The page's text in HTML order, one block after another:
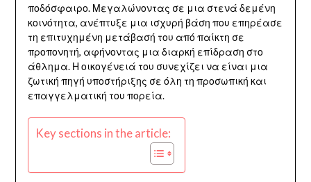
ποδόσφαιρο. Μεγαλώνοντας σε μια στενά δεμένη
κοινότητα, ανέπτυξε μια ισχυρή βάση που επηρέασε
τη επιτυχημένη μετάβασή του από παίκτη σε
προπονητή, αφήνοντας μια διαρκή επίδραση στο
άθλημα. Η οικογένειά του συνεχίζει να είναι μια
ζωτική πηγή υποστήριξης σε όλη τη προσωπική και
επαγγελματική του πορεία.
Key sections in the article: